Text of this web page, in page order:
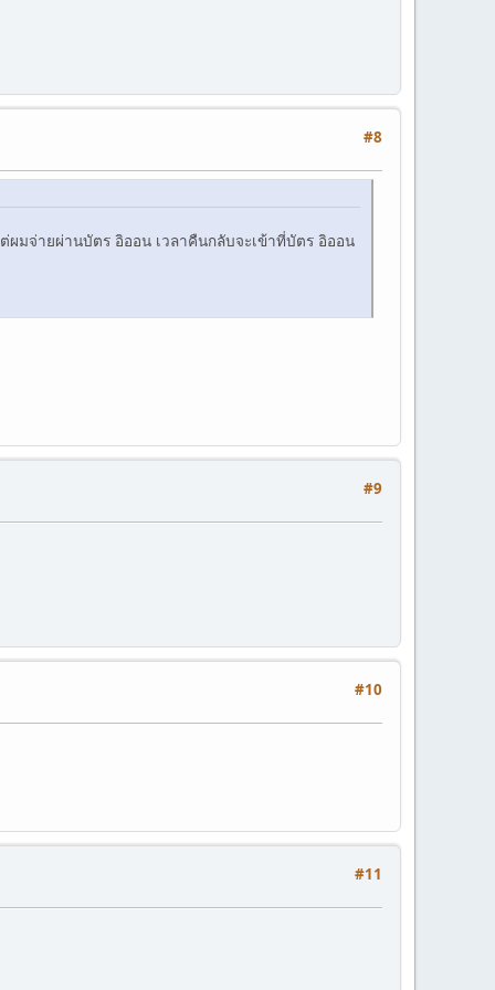
#8
ผมจ่ายผ่านบัตร อิออน เวลาคืนกลับจะเข้าที่บัตร อิออน
#9
#10
#11